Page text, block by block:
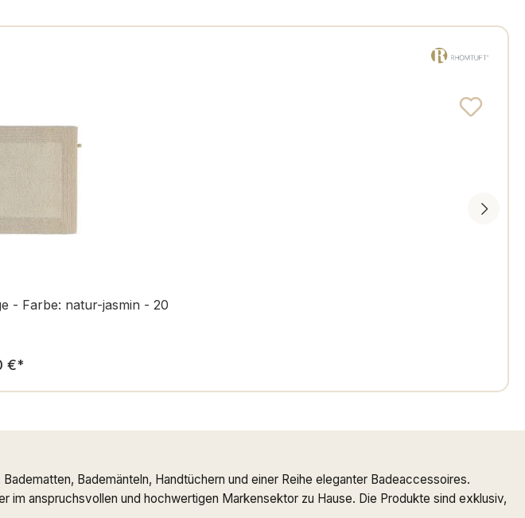
- Farbe: natur-jasmin - 20
Preis:
€*
Bademänteln, Handtüchern und einer Reihe eleganter Badeaccessoires.
anspruchsvollen und hochwertigen Markensektor zu Hause. Die Produkte sind exklusiv,